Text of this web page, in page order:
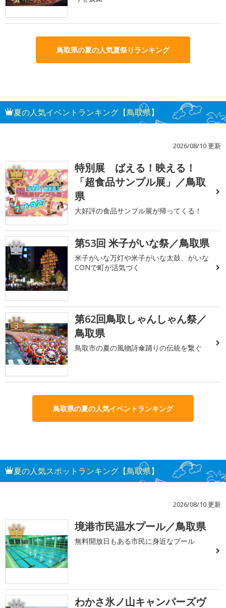
鳥取県の夏の人気夏祭りランキング
夏の人気イベントランキング【鳥取県】
2026/08/10 更新
1
特別展 ばえる！映える！
「超食品サンプル展」／鳥取
県
大好評の食品サンプル展が帰ってくる！
2 第53回 米子がいな祭／鳥取県
米子がいな万灯や米子がいな太鼓、がいな
CONで町が活気づく
3
第62回鳥取しゃんしゃん祭／
鳥取県
鳥取市の夏の風物詩傘踊りの伝統を繋ぐ
鳥取県の夏の人気イベントランキング
夏の人気スポットランキング【鳥取県】
2026/08/10 更新
1 境港市民温水プール／鳥取県
無料開放日もある市民に身近なプール
わかさ氷ノ山キャンパーズヴ